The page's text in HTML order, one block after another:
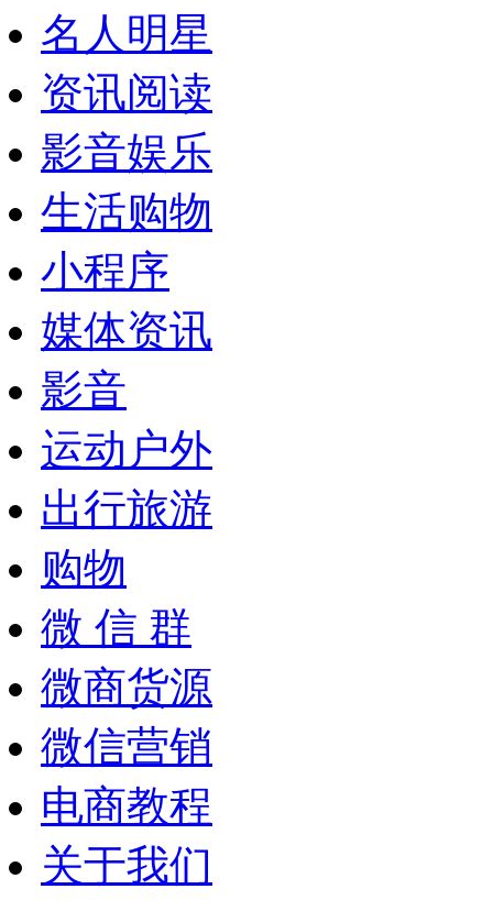
名人明星
资讯阅读
影音娱乐
生活购物
小程序
媒体资讯
影音
运动户外
出行旅游
购物
微 信 群
微商货源
微信营销
电商教程
关于我们